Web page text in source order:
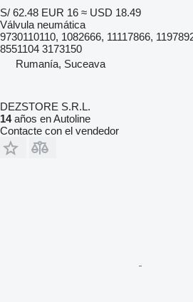
S/ 62.48 EUR 16 ≈ USD 18.49
Válvula neumática
9730110110, 1082666, 11117866,
8551104 3173150
Rumanía, Suceava
DEZSTORE S.R.L.
14años en Autoline
Contacte con el vendedor